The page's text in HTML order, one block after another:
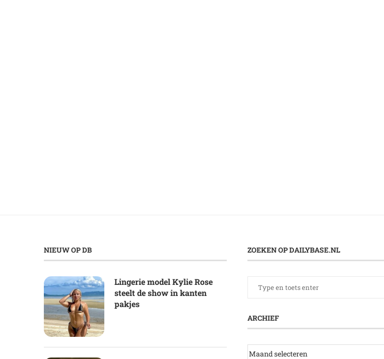
NIEUW OP DB
Lingerie model Kylie Rose
steelt de show in kanten
pakjes
ZOEKEN OP DAILYBASE.NL
ARCHIEF